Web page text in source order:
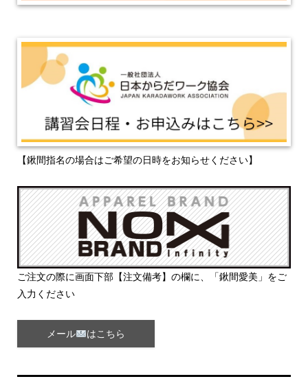
【鍬間指名の場合はご希望の日時をお知らせください】
ご注文の際に画面下部【注文備考】の欄に、「鍬間愛美」をご
入力ください
メール はこちら